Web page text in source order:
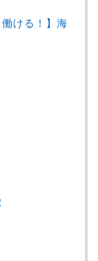
働ける！】海